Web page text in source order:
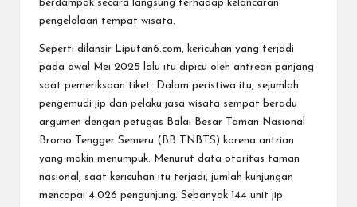
berdampak secara langsung terhadap kelancaran
pengelolaan tempat wisata.
Seperti dilansir Liputan6.com, kericuhan yang terjadi
pada awal Mei 2025 lalu itu dipicu oleh antrean panjang
saat pemeriksaan tiket. Dalam peristiwa itu, sejumlah
pengemudi jip dan pelaku jasa wisata sempat beradu
argumen dengan petugas Balai Besar Taman Nasional
Bromo Tengger Semeru (BB TNBTS) karena antrian
yang makin menumpuk. Menurut data otoritas taman
nasional, saat kericuhan itu terjadi, jumlah kunjungan
mencapai 4.026 pengunjung. Sebanyak 144 unit jip